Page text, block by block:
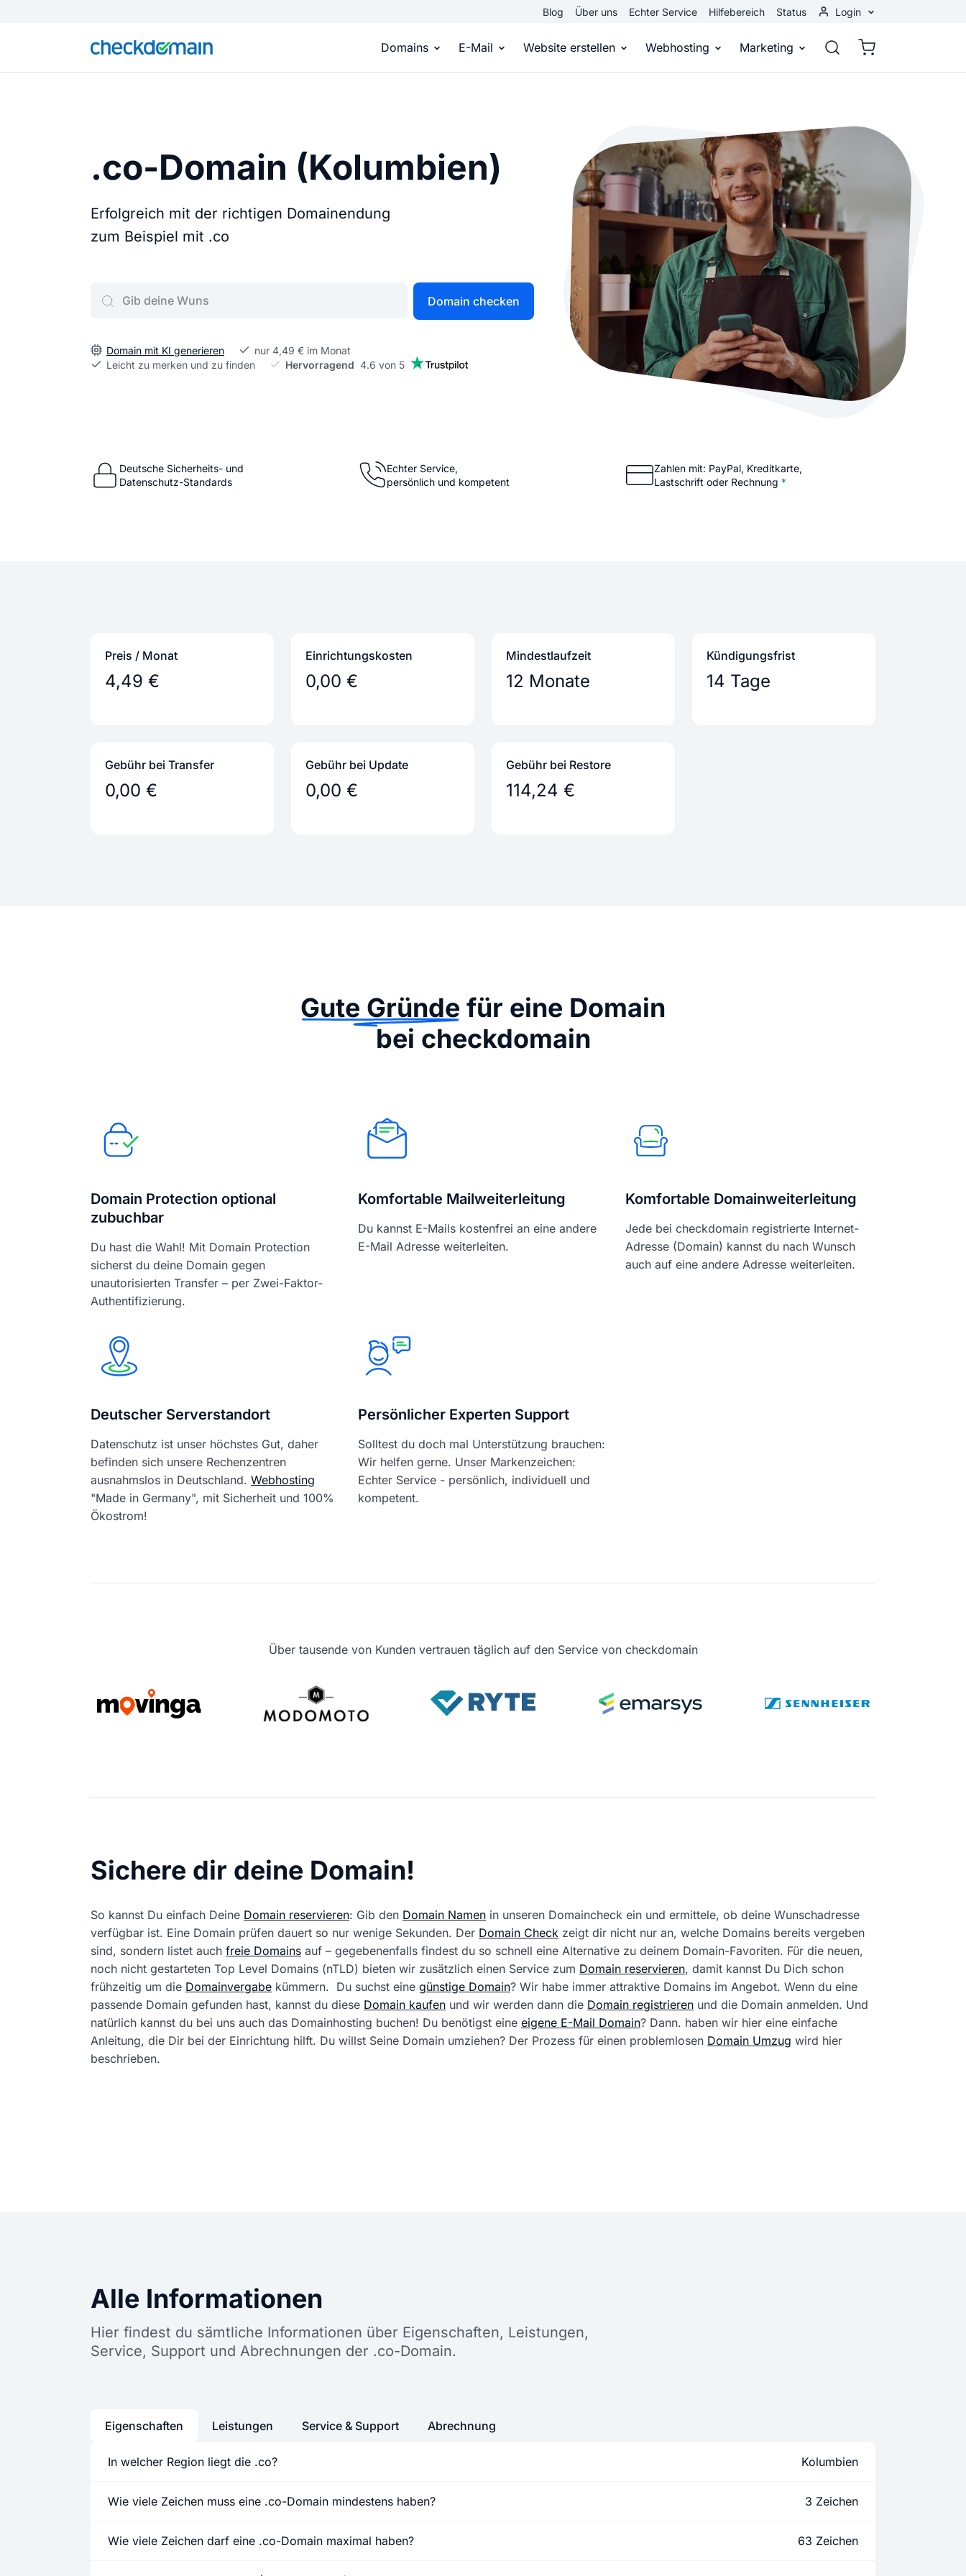
Blog Über uns Echter Service Hilfebereich Status Login
Kundenbereich
Webmail
Domains
Top Level Domains
Über 950 Domain-Endungen aus aller Welt
Einfach & schnell beim Domain-Profi
Erstelle schnell gute Domains
.at Domain .mobile Domain
E-Mail
E-Mail-Hosting
Zugriff auf E-Mails immer und überall
Website erstellen
Homepage Baukasten
Eigene Homepage ohne Programmierkenntnisse
Online-Shop erstellen
Bringe dein Unternehmen noch heute online
Website erstellen lassen Sehr beliebt
Unser Website-Service erstellt Ihre Website
Webhosting
Domains, E-Mails und Datenbanken
Rankingcoach
Schnell und einfach an die Spitze bei Google
Premium Services
Individuelle technische Unterstützung
Marketing
Bessere Platzierung in
Google Anzeigen
Sofort sichtbar bei Google
Banner-Werbung
Deine Anzeigen auf anderen
Social Media Marketing
Mehr Kunden über Instagram &
Online Complete
.co-Domain (Kolumbien)
Erfolgreich mit der richtigen Domainendung
zum Beispiel mit .co
Domain checken
Domain mit KI generieren
nur 4,49 € im Monat
Leicht zu merken und zu finden
Hervorragend 4.6 von 5
Deutsche Sicherheits- und
Datenschutz-Standards
Echter Service,
persönlich und kompetent
Zahlen mit: PayPal, Kreditkarte,
Lastschrift oder Rechnung *
Preis / Monat
4,49 €
Einrichtungs­kosten
0,00 €
Mindestlaufzeit
12 Monate
Kündigungs­frist
14 Tage
Gebühr bei Transfer
0,00 €
Gebühr bei Update
0,00 €
Gebühr bei Restore
114,24 €
Gute Gründe für eine Domain
bei checkdomain
Domain Protection optional
zubuchbar
Du hast die Wahl! Mit Domain Protection
sicherst du deine Domain gegen
unautorisierten Transfer – per Zwei-Faktor-
Authentifizierung.
Komfortable Mailweiterleitung
Du kannst E-Mails kostenfrei an eine andere
E-Mail Adresse weiterleiten.
Komfortable Domainweiterleitung
Jede bei checkdomain registrierte Internet-
Adresse (Domain) kannst du nach Wunsch
auch auf eine andere Adresse weiterleiten.
Deutscher Serverstandort
Datenschutz ist unser höchstes Gut, daher
befinden sich unsere Rechenzentren
ausnahmslos in Deutschland. Webhosting
"Made in Germany", mit Sicherheit und 100%
Ökostrom!
Persönlicher Experten Support
Solltest du doch mal Unterstützung brauchen:
Wir helfen gerne. Unser Markenzeichen:
Echter Service - persönlich, individuell und
kompetent.
Über tausende von Kunden vertrauen täglich auf den Service von checkdomain
Sichere dir deine Domain!
So kannst Du einfach Deine Domain reservieren: Gib den Domain Namen in unseren Domaincheck ein und ermittele, ob deine Wunschadresse
verfügbar ist. Eine Domain prüfen dauert so nur wenige Sekunden. Der Domain Check zeigt dir nicht nur an, welche Domains bereits vergeben
sind, sondern listet auch freie Domains auf – gegebenenfalls findest du so schnell eine Alternative zu deinem Domain-Favoriten. Für die neuen,
noch nicht gestarteten Top Level Domains (nTLD) bieten wir zusätzlich einen Service zum Domain reservieren, damit kannst Du Dich schon
frühzeitig um die Domainvergabe kümmern. Du suchst eine günstige Domain? Wir habe immer attraktive Domains im Angebot. Wenn du eine
passende Domain gefunden hast, kannst du diese Domain kaufen und wir werden dann die Domain registrieren und die Domain anmelden. Und
natürlich kannst du bei uns auch das Domainhosting buchen! Du benötigst eine eigene E-Mail Domain? Dann. haben wir hier eine einfache
Anleitung, die Dir bei der Einrichtung hilft. Du willst Seine Domain umziehen? Der Prozess für einen problemlosen Domain Umzug wird hier
beschrieben.
Alle Informationen
Hier findest du sämtliche Informationen über Eigenschaften, Leistungen,
Service, Support und Abrechnungen der .co-Domain.
Eigenschaften
In welcher Region liegt die .co? Kolumbien
Wie viele Zeichen muss eine .co-Domain mindestens haben? 3 Zeichen
Wie viele Zeichen darf eine .co-Domain maximal haben? 63 Zeichen
Leistungen Service & Support Abrechnung